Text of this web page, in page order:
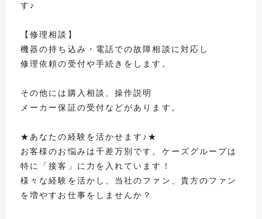
す♪
【修理相談】
機器の持ち込み・電話での故障相談に対応し
修理依頼の受付や手続きをします。
その他には購入相談、操作説明
メーカー保証の受付などがあります。
★あなたの経験を活かせます♪★
お客様のお悩みは千差万別です。ケーズグループは
特に「接客」に力を入れています！
様々な経験を活かし、当社のファン、貴方のファン
を増やすお仕事をしませんか？